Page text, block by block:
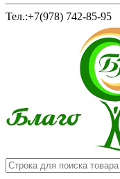
Тел.:+7(978) 742-85-95